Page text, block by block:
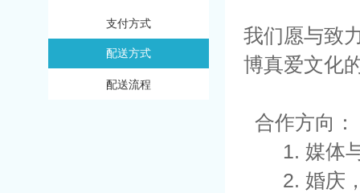
支付方式
配送方式
配送流程
我们愿与致
博真爱文化
合作方向：
1. 媒体与
2. 婚庆，